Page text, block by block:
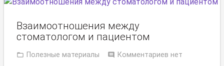
Взаимоотношения между
стоматологом и пациентом
Полезные материалы Комментариев нет